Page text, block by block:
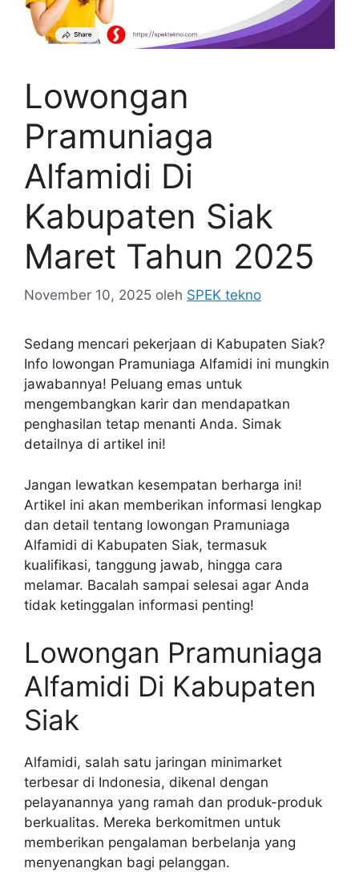
Lowongan
Pramuniaga
Alfamidi Di
Kabupaten Siak
Maret Tahun 2025
November 10, 2025 oleh SPEK tekno
Sedang mencari pekerjaan di Kabupaten Siak?
Info lowongan Pramuniaga Alfamidi ini mungkin
jawabannya! Peluang emas untuk
mengembangkan karir dan mendapatkan
penghasilan tetap menanti Anda. Simak
detailnya di artikel ini!
Jangan lewatkan kesempatan berharga ini!
Artikel ini akan memberikan informasi lengkap
dan detail tentang lowongan Pramuniaga
Alfamidi di Kabupaten Siak, termasuk
kualifikasi, tanggung jawab, hingga cara
melamar. Bacalah sampai selesai agar Anda
tidak ketinggalan informasi penting!
Lowongan Pramuniaga
Alfamidi Di Kabupaten
Siak
Alfamidi, salah satu jaringan minimarket
terbesar di Indonesia, dikenal dengan
pelayanannya yang ramah dan produk-produk
berkualitas. Mereka berkomitmen untuk
memberikan pengalaman berbelanja yang
menyenangkan bagi pelanggan.